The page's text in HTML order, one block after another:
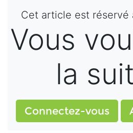
Cet article est réservé
Vous
la
Connectez-vous